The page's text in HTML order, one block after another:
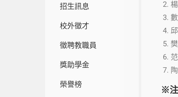
招生訊息
校外徵才
徵聘教職員
獎助學金
榮譽榜
※注